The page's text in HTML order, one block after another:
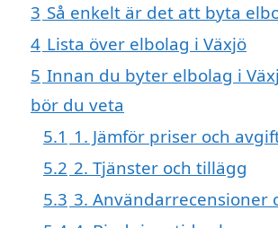
3 Så enkelt är det att byta
4 Lista över elbolag i Växjö
5 Innan du byter elbolag i
bör du veta
5.1 1. Jämför priser och
5.2 2. Tjänster och tillägg
5.3 3. Användarrecensioner